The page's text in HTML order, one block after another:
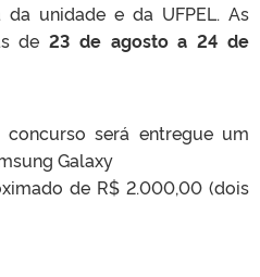
unidade e da UFPEL. As
de23 de agosto a 24 de
concurso será entregue um
Galaxy
de R$ 2.000,00 (dois